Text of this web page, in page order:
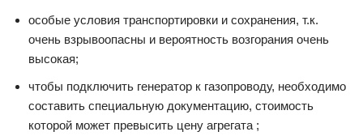
особые условия транспортировки и сохранения, т.к.
очень взрывоопасны и вероятность возгорания очень
высокая;
чтобы подключить генератор к газопроводу, необходимо
составить специальную документацию, стоимость
которой может превысить цену агрегата ;